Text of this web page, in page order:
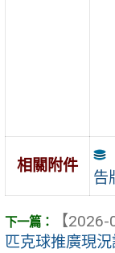
相關附件
告
【2026-
匹克球推廣現況